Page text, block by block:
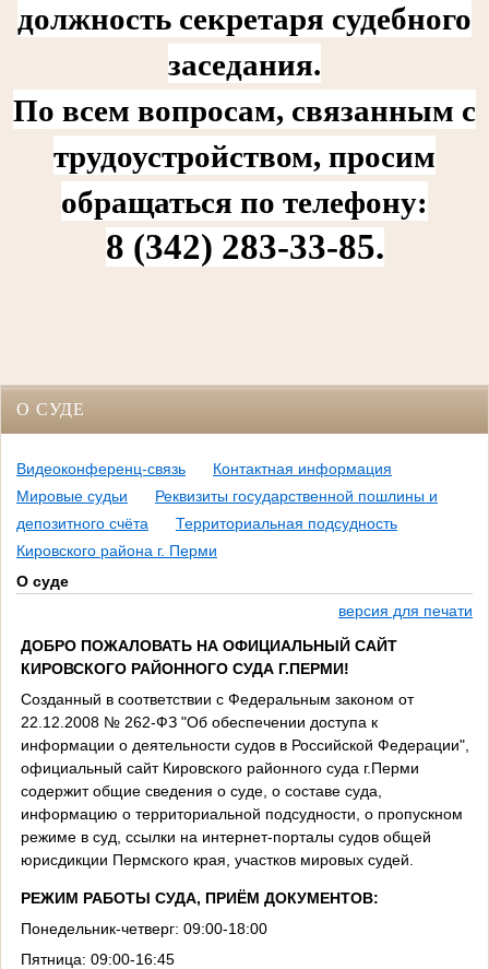
должность секретаря судебного
заседания.
По всем вопросам, связанным с
трудоустройством, просим
обращаться по телефону:
8 (342) 283‑33‑85.
О СУДЕ
Видеоконференц-связь
Контактная информация
Мировые судьи
Реквизиты государственной пошлины и
депозитного счёта
Территориальная подсудность
Кировского района г. Перми
О суде
версия для печати
ДОБРО ПОЖАЛОВАТЬ НА ОФИЦИАЛЬНЫЙ САЙТ
КИРОВСКОГО РАЙОННОГО СУДА Г.ПЕРМИ!
Созданный в соответствии с Федеральным законом от
22.12.2008 № 262-ФЗ "Об обеспечении доступа к
информации о деятельности судов в Российской Федерации",
официальный сайт Кировского районного суда г.Перми
содержит общие сведения о суде, о составе суда,
информацию о территориальной подсудности, о пропускном
режиме в суд, ссылки на интернет-порталы судов общей
юрисдикции Пермского края, участков мировых судей.
РЕЖИМ РАБОТЫ СУДА, ПРИЁМ ДОКУМЕНТОВ:
Понедельник-четверг: 09:00-18:00
Пятница: 09:00-16:45